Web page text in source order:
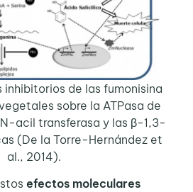
inhibitorios de las fumonisina
sobre la ATPasa de
acil transferasa y las β-1,3-
(De la Torre-Hernández et
al., 2014).
efectos moleculares